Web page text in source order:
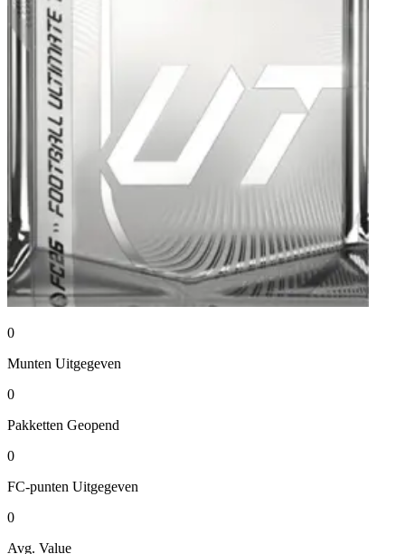
0
Munten Uitgegeven
0
Pakketten Geopend
0
FC-punten Uitgegeven
0
Avg. Value